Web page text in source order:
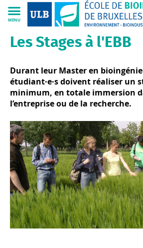
MENU
École de Bioingénierie de Bruxelles Accueil
Les Stages à l'EBB
Durant leur Master en
étudiant·e·s doivent réaliser un
minimum, en totale immersion
l’entreprise ou de la recherche.